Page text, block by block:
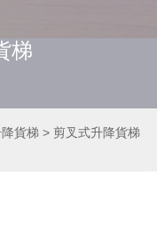
梯
貨梯 > 剪叉式升降貨梯